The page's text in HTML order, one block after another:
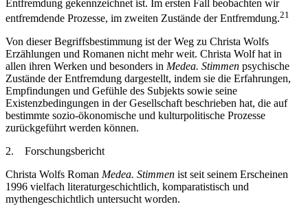
Entfremdung gekennzeichnet ist. Im ersten Fall beobachten wir
entfremdende Prozesse, im zweiten Zustände der Entfremdung.21
Von dieser Begriffsbestimmung ist der Weg zu Christa Wolfs
Erzählungen und Romanen nicht mehr weit. Christa Wolf hat in
allen ihren Werken und besonders in Medea. Stimmen psychische
Zustände der Entfremdung dargestellt, indem sie die Erfahrungen,
Empfindungen und Gefühle des Subjekts sowie seine
Existenzbedingungen in der Gesellschaft beschrieben hat, die auf
bestimmte sozio-ökonomische und kulturpolitische Prozesse
zurückgeführt werden können.
2. Forschungsbericht
Christa Wolfs Roman Medea. Stimmen ist seit seinem Erscheinen
1996 vielfach literaturgeschichtlich, komparatistisch und
mythengeschichtlich untersucht worden.